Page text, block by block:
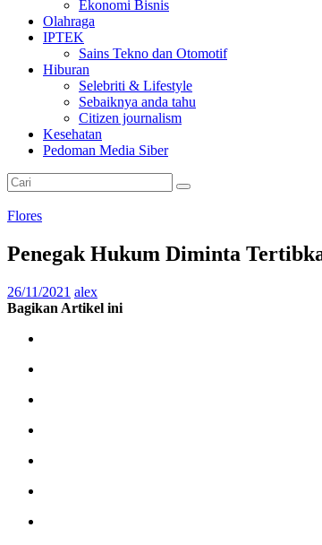
Ekonomi Bisnis
Olahraga
IPTEK
Sains Tekno dan Otomotif
Hiburan
Selebriti & Lifestyle
Sebaiknya anda tahu
Citizen journalism
Kesehatan
Pedoman Media Siber
Flores
Penegak Hukum Diminta
26/11/2021 alex
Bagikan Artikel ini